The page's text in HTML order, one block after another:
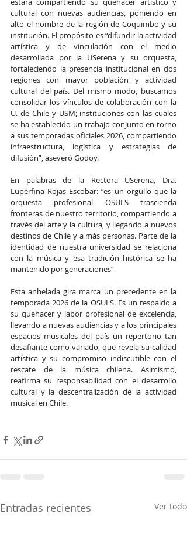
cultural con nuevas audiencias, poniendo en
alto el nombre de la región de Coquimbo y su
institución. El propósito es “difundir la actividad
artística y de vinculación con el medio
desarrollada por la USerena y su orquesta,
fortaleciendo la presencia institucional en dos
regiones con mayor población y actividad
cultural del país. Del mismo modo, buscamos
consolidar los vínculos de colaboración con la
U. de Chile y USM; instituciones con las cuales
se ha establecido un trabajo conjunto en torno
a sus temporadas oficiales 2026, compartiendo
infraestructura, logística y estrategias de
difusión”, aseveró Godoy.
En palabras de la Rectora USerena, Dra.
Luperfina Rojas Escobar: “es un orgullo que la
orquesta profesional OSULS trascienda
fronteras de nuestro territorio, compartiendo a
través del arte y la cultura, y llegando a nuevos
destinos de Chile y a más personas. Parte de la
identidad de nuestra universidad se relaciona
con la música y esa tradición histórica se ha
mantenido por generaciones”
Esta anhelada gira marca un precedente en la
temporada 2026 de la OSULS. Es un respaldo a
su quehacer y labor profesional de excelencia,
llevando a nuevas audiencias y a los principales
espacios musicales del país un repertorio tan
desafiante como variado, que revela su calidad
artística y su compromiso indiscutible con el
rescate de la música chilena. Asimismo,
reafirma su responsabilidad con el desarrollo
cultural y la descentralización de la actividad
musical en Chile.
Entradas recientes Ver todo